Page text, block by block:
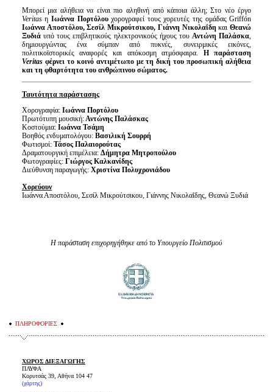
Μπορεί μια αλήθεια να είναι πιο αληθινή από κάποια άλλη; Στο νέο έργο
VeritasηΙωάννα Πορτόλουχορογραφεί τους χορευτές της ομάδας Griffón
Ιωάννα Αποστόλου, Σεσίλ Μικρούτσικου, Γιάννη ΝικολαΐδηκαιΘεανώ
Ξυδιάυπό τους επιβλητικούς ηλεκτρονικούς ήχους του Αντώνη Παλάσκα,
δημιουργώντας ένα σύμπαν από πυκνές, συνειρμικές εικόνες,
πολιτικοϊστορικές αναφορές και απόκοσμη ατμόσφαιρα. Η παράσταση
Veritasφέρνει το κοινό αντιμέτωπο με τη δική του προσωπική αλήθεια
και τη φθαρτότητα του ανθρώπινου σώματος.
Ταυτότητα παράστασης
Χορογραφία:Ιωάννα Πορτόλου
Πρωτότυπη μουσική:Αντώνης Παλάσκας
Κοστούμια:Ιωάννα Τσάμη
Βοηθός ενδυματολόγου:Βασιλική Σουρρή
Φωτισμοί:Τάσος Παλαιορούτας
Δραματουργική επιμέλεια: Δήμητρα Μητροπούλου
Φωτογραφίες:Γιώργος Καλκανίδης
Διεύθυνση παραγωγής:Χριστίνα Πολυχρονιάδου
Χορεύουν
Ιωάννα Αποστόλου, Σεσίλ Μικρούτσικου, Γιάννης Νικολαΐδης, Θεανώ Ξυδιά
Η παράσταση επιχορηγήθηκε από το Υπουργείο Πολιτισμού
ΠΛΗΡΟΦΟΡΙΕΣ
ΧΩΡΟΣ ΔΙΕΞΑΓΩΓΗΣ
ΠΛΥΦΑ
Κορυτσάς 39, Αθήνα 104 47
(χάρτης)